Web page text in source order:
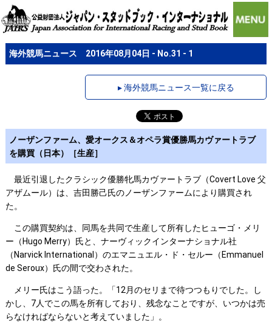
海外競馬ニュース 2016年08月04日 - No.31 - 1
▸ 海外競馬ニュース一覧に戻る
ノーザンファーム、愛オークス＆オペラ賞優勝馬カヴァートラブ
を購買（日本）［生産］
最近引退したクラシック優勝牝馬カヴァートラブ（Covert Love 父
アザムール）は、吉田勝己氏のノーザンファームにより購買され
た。
この購買契約は、同馬を共同で生産して所有したヒューゴ・メリ
ー（Hugo Merry）氏と、ナーヴィックインターナショナル社
（Narvick International）のエマニュエル・ド・セルー（Emmanuel
de Seroux）氏の間で交わされた。
メリー氏はこう語った。「12月のセリまで待つつもりでした。し
かし、7人でこの馬を所有しており、残念なことですが、いつかは売
らなければならないと考えていました」。